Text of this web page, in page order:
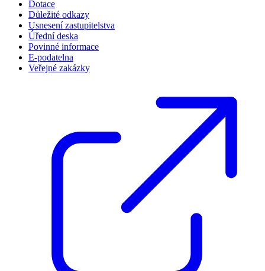
Dotace
Důležité odkazy
Usnesení zastupitelstva
Úřední deska
Povinné informace
E-podatelna
Veřejné zakázky